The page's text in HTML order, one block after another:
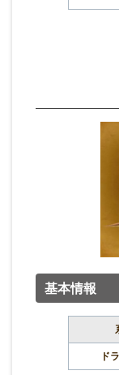
基本情報
ド